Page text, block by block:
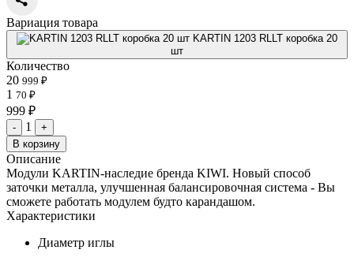
Вариация товара
KARTIN 1203 RLLT коробка 20
шт
Количество
20 999 ₽
1 70 ₽
999 ₽
- 1
+
В корзину
Описание
Модули KARTIN-наследие бренда KIWI. Новый способ
заточки металла, улучшенная балансировочная система - Вы
сможете работать модулем будто карандашом.
Характеристики
Диаметр иглы